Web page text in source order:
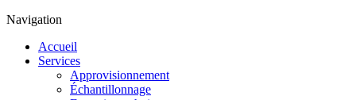
Navigation
Accueil
Services
Approvisionnement
Échantillonnage